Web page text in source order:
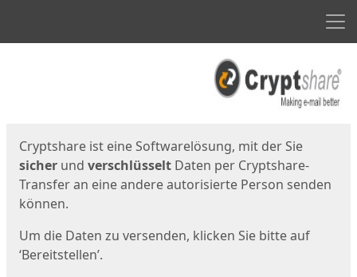
Cryptshare ist eine Softwarelösung, mit der Sie
sicher und verschlüsselt Daten per Cryptshare-
Transfer an eine andere autorisierte Person senden
können.
Um die Daten zu versenden, klicken Sie bitte auf
‘Bereitstellen’.